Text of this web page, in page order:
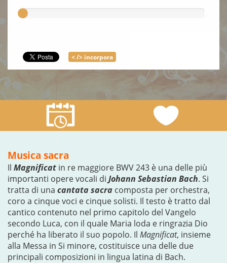
< /> incorpora
Musica sacra
Il Magnificat in re maggiore BWV 243 è una delle più
importanti opere vocali di Johann Sebastian Bach. Si
tratta di una cantata sacra composta per orchestra,
coro a cinque voci e cinque solisti. Il testo è tratto dal
cantico contenuto nel primo capitolo del Vangelo
secondo Luca, con il quale Maria loda e ringrazia Dio
perché ha liberato il suo popolo. Il Magnificat, insieme
alla Messa in Si minore, costituisce una delle due
principali composizioni in lingua latina di Bach.